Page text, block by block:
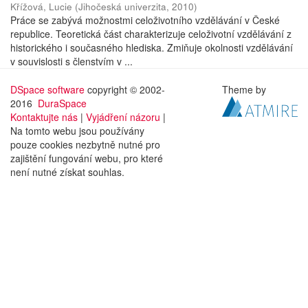
Křížová, Lucie (Jihočeská univerzita, 2010)
Práce se zabývá možnostmi celoživotního vzdělávání v České
republice. Teoretická část charakterizuje celoživotní vzdělávání z
historického i současného hlediska. Zmiňuje okolnosti vzdělávání
v souvislosti s členstvím v ...
DSpace software copyright © 2002-
2016 DuraSpace
Kontaktujte nás | Vyjádření názoru |
Na tomto webu jsou používány
pouze cookies nezbytně nutné pro
zajištění fungování webu, pro které
není nutné získat souhlas.
Theme by